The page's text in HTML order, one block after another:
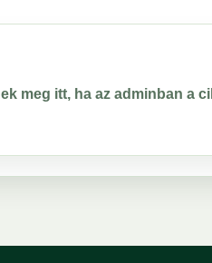
meg itt, ha az adminban a